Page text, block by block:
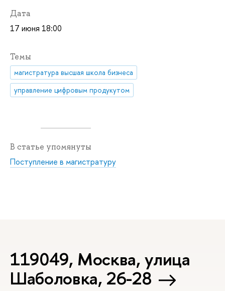
Дата
17 июня 18:00
Темы
магистратура высшая школа бизнеса
управление цифровым продукутом
В статье упомянуты
Поступление в магистратуру
119049, Москва, улица
Шаболовка, 26-28